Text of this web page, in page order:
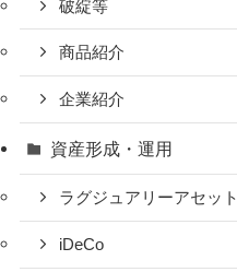
破綻等
商品紹介
企業紹介
資産形成・運用
ラグジュアリーアセット
iDeCo